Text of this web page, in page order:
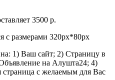
3500 р.
с размерами 320px*80px
1) Ваш сайт; 2) Страницу в
на Алушта24; 4)
страница с желаемым для Вас